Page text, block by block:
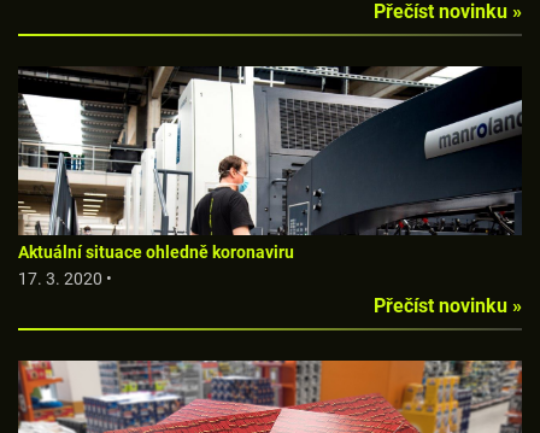
Přečíst novinku »
Aktuální situace ohledně koronaviru
17. 3. 2020 •
Přečíst novinku »